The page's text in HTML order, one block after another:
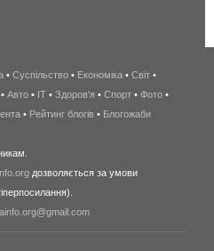
беспроводной
интернет
киев
wimax
в
• Суспільство • Економіка • Світ •
• Авто • IT • Здоров'я • Спорт • Фото •
• Рейтинг блогів • Блогожаби
дозволяється за умови